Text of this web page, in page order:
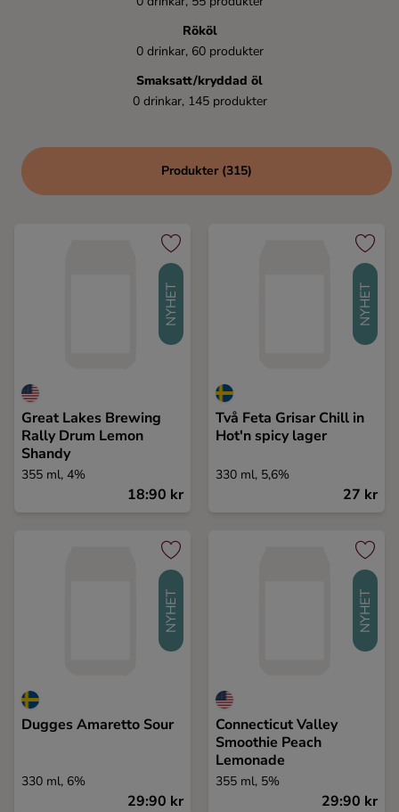
Likör
Rom
Ingredienser
Rököl
0 drinkar, 60 produkter
Smaksatt/kryddad öl
0 drinkar, 145 produkter
Produkter (315)
NYHET
Great Lakes Brewing
Rally Drum Lemon
Shandy
355 ml, 4%
18:90 kr
NYHET
Två Feta Grisar Chill in
Hot'n spicy lager
330 ml, 5,6%
27 kr
NYHET
Dugges Amaretto Sour
330 ml, 6%
29:90 kr
NYHET
Connecticut Valley
Smoothie Peach
Lemonade
355 ml, 5%
29:90 kr